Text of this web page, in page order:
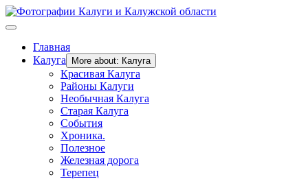
Главная
Калуга
More about: Калуга
Красивая Калуга
Районы Калуги
Необычная Калуга
Старая Калуга
События
Хроника.
Полезное
Железная дорога
Терепец